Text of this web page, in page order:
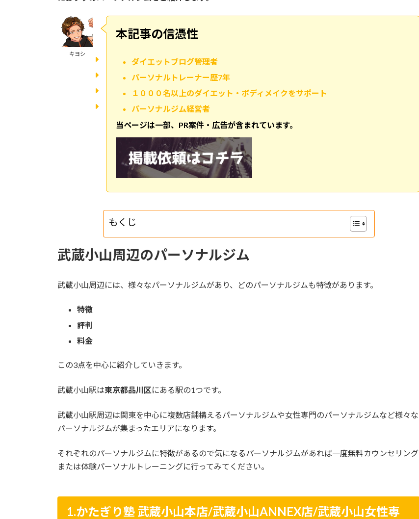
キヨシ
本記事の信憑性
ダイエットブログ管理者
パーソナルトレーナー歴7年
１０００名以上のダイエット・ボディメイクをサポート
パーソナルジム経営者
当ページは一部、PR案件・広告が含まれています。
もくじ
武蔵小山周辺のパーソナルジム
武蔵小山周辺には、様々なパーソナルジムがあり、どのパーソナルジムも特徴があります。
特徴
評判
料金
この3点を中心に紹介していきます。
武蔵小山駅は東京都品川区にある駅の1つです。
武蔵小山駅周辺は関東を中心に複数店舗構えるパーソナルジムや女性専門のパーソナルジムなど様々な
パーソナルジムが集まったエリアになります。
それぞれのパーソナルジムに特徴があるので気になるパーソナルジムがあれば一度無料カウンセリング
または体験パーソナルトレーニングに行ってみてください。
1.かたぎり塾 武蔵小山本店/武蔵小山ANNEX店/武蔵小山女性専